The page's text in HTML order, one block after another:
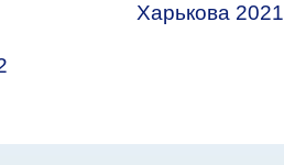
Харькова 2021